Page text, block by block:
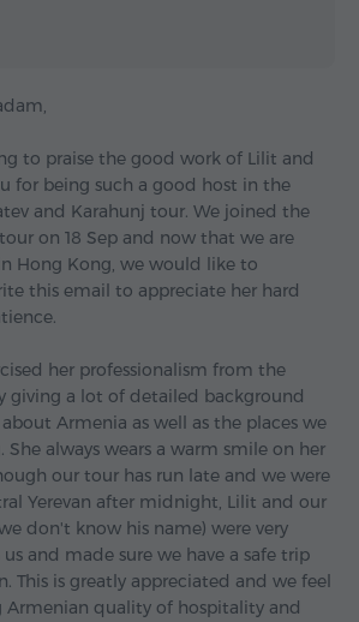
to praise the good work of Lilit and
for being such a good host in the
and Karahunj tour. We joined the
on 18 Sep and now that we are
Hong Kong, we would like to
this email to appreciate her hard
her professionalism from the
giving a lot of detailed background
Armenia as well as the places we
She always wears a warm smile on her
our tour has run late and we were
Yerevan after midnight, Lilit and our
don't know his name) were very
and made sure we have a safe trip
This is greatly appreciated and we feel
Armenian quality of hospitality and